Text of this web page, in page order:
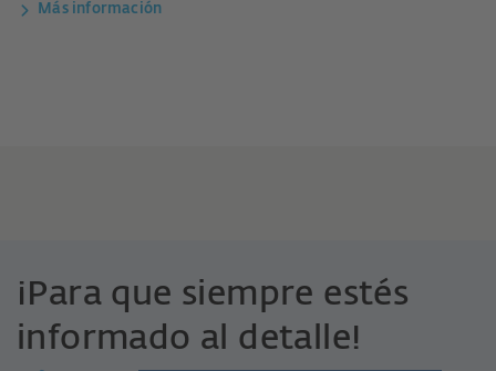
Más información
¡Para que siempre estés
informado al detalle!